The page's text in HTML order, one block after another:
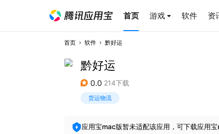
首页 游戏 软件 资
首页 软件 黔好运
黔好运
0.0 214下载
货运物流
应用宝mac版暂未适配该应用，可下载应用